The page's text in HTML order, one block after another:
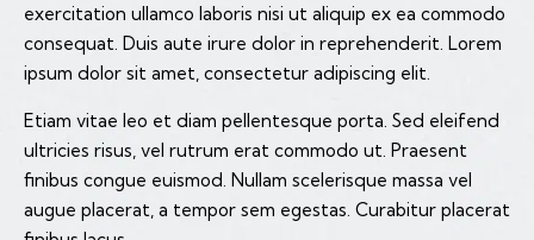
exercitation ullamco laboris nisi ut aliquip ex ea commodo
consequat. Duis aute irure dolor in reprehenderit. Lorem
ipsum dolor sit amet, consectetur adipiscing elit.
Etiam vitae leo et diam pellentesque porta. Sed eleifend
ultricies risus, vel rutrum erat commodo ut. Praesent
finibus congue euismod. Nullam scelerisque massa vel
augue placerat, a tempor sem egestas. Curabitur placerat